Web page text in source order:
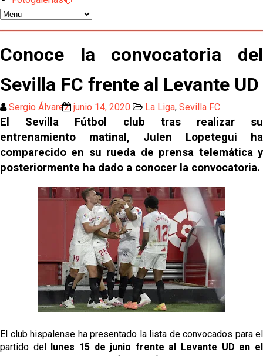
Los contratiempos para García Plaza por la mala
gestión de un inválido Consejo
Atlético y Getafe agitan el mercado de LaLiga
Luis García Plaza: No sufrir ya es un paso adelante
El Sevilla FC plantea ampliar hasta cinco fichajes
más antes del cierre
Djibril Sow pone rumbo a Italia para firmar su nuevo
contrato con el Genoa
Kochorashvili, seria opción para reforzar el centro
del campo sevillista
Sow muy cerca de cerrar su traspaso al Genoa
Oso es el siguiente en la lista para salir
Banquillos confirmados: así queda la cantera del
Sevilla Femenino para la 2026/27
Conoce la convocatoria del
Sevilla FC frente al Levante UD
Sergio Álvarez junio 14, 2020 La Liga, Sevilla FC
El Sevilla Fútbol club tras realizar su
entrenamiento matinal, Julen Lopetegui ha
comparecido en su rueda de prensa telemática y
posteriormente ha dado a conocer la convocatoria.
El club hispalense ha presentado la lista de convocados para el
partido del
lunes 15 de junio frente al Levante UD en el